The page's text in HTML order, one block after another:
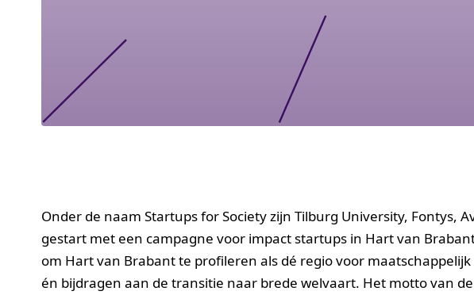
Onder de naam Startups for Society zijn Tilburg University, Fontys,
gestart met een campagne voor impact startups in Hart van
om Hart van Brabant te profileren als dé regio voor
én bijdragen aan de transitie naar brede welvaart. Het motto van de